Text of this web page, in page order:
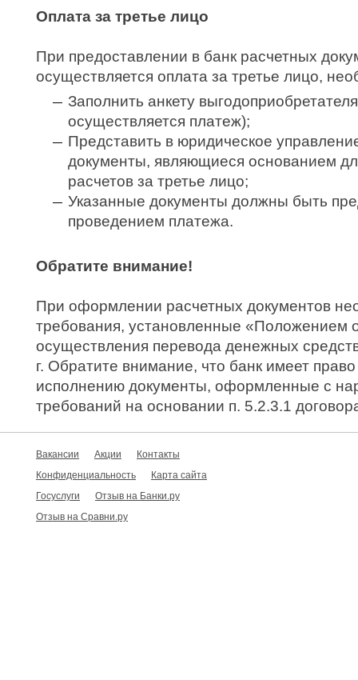
Оплата за третье лицо
При предоставлении в банк расчетных
осуществляется оплата за третье лицо,
Заполнить анкету
осуществляется платеж);
Представить в юридическое
документы, являющиеся основанием
расчетов за третье лицо;
Указанные документы должны быть
проведением платежа.
Обратите внимание!
При оформлении расчетных документов
требования, установленные «Положением
осуществления перевода денежных
г. Обратите внимание, что банк имеет
исполнению документы, оформленные с
требований на основании п. 5.2.3.1
Вакансии Акции
Контакты
Конфиденциальность
Карта сайта
Госуслуги
Отзыв на Банки.ру
Отзыв на Сравни.ру